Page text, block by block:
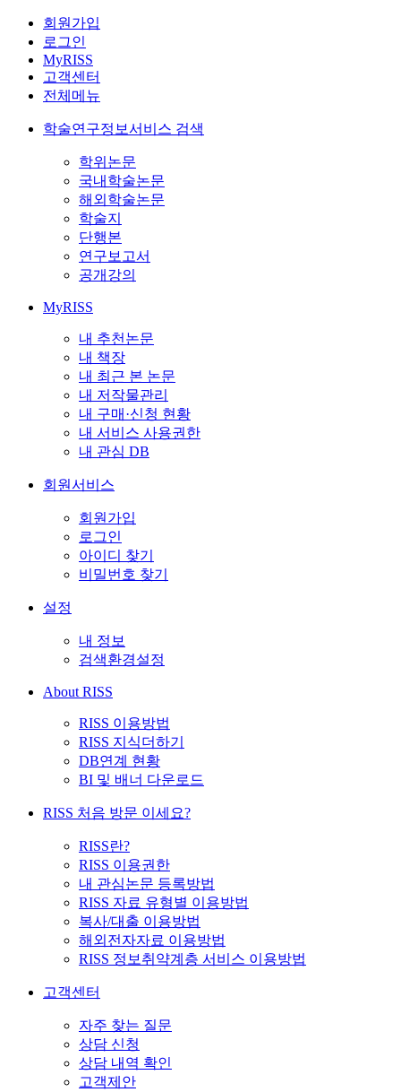
회원가입
로그인
MyRISS
고객센터
전체메뉴
학술연구정보서비스 검색
학위논문
국내학술논문
해외학술논문
학술지
단행본
연구보고서
공개강의
MyRISS
내 추천논문
내 책장
내 최근 본 논문
내 저작물관리
내 구매·신청 현황
내 서비스 사용권한
내 관심 DB
회원서비스
회원가입
로그인
아이디 찾기
비밀번호 찾기
설정
내 정보
검색환경설정
About RISS
RISS 이용방법
RISS 지식더하기
DB연계 현황
BI 및 배너 다운로드
RISS 처음 방문 이세요?
RISS란?
RISS 이용권한
내 관심논문 등록방법
RISS 자료 유형별 이용방법
복사/대출 이용방법
해외전자자료 이용방법
RISS 정보취약계층 서비스 이용방법
고객센터
자주 찾는 질문
상담 신청
상담 내역 확인
고객제안